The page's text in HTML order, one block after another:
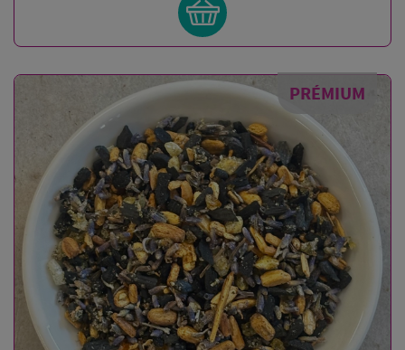
PRÉMIUM